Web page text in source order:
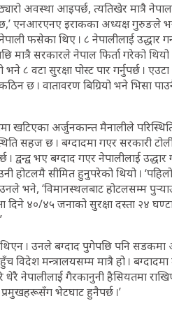
अवस्था आइपर्छ, त्यतिखेर मात्रै
छ,’ एनआरएनए इराकका अध्यक्ष गुरुङले
नेपाली फसेका थिए । ८ नेपालीलाई उद्धार
मात्रै सरकारले नेपाल फिर्ता गरेको थियो
वटा सुरक्षा पोस्ट पार गर्नुपर्छ । एउटा
छ । वातावरण बिग्रियो भने भिसा
खटिएका अर्जुनकान्त मैनालीले
सहज छ । बग्दादमा गएर सरकारी
द्वन्द्व भए बग्दाद गएर नेपालीलाई उद्धार
होटलमै सीमित हुनुपरेको थियो ।
भने, ‘विमानस्थलबाट होटलसम्म
दिने ४०/४५ जनाको सुरक्षा दस्ता २४
थिएन । उनले बग्दाद पुगेपछि पनि
विदेश मन्त्रालयसम्म मात्रै हो ।
नेपालीलाई गैरकानुनी हैसियतमा
भेटघाट हुनैपर्छ ।’